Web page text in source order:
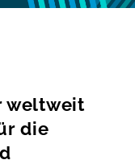
weltweit
die